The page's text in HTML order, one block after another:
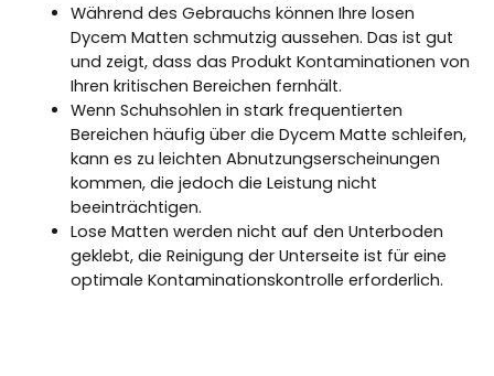
Während des Gebrauchs können Ihre losen
Dycem Matten schmutzig aussehen. Das ist gut
und zeigt, dass das Produkt Kontaminationen von
Ihren kritischen Bereichen fernhält.
Wenn Schuhsohlen in stark frequentierten
Bereichen häufig über die Dycem Matte schleifen,
kann es zu leichten Abnutzungserscheinungen
kommen, die jedoch die Leistung nicht
beeinträchtigen.
Lose Matten werden nicht auf den Unterboden
geklebt, die Reinigung der Unterseite ist für eine
optimale Kontaminationskontrolle erforderlich.